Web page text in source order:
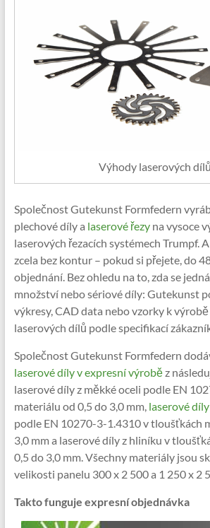
Výhody laserových dílů
Společnost Gutekunst Formfedern
plechové díly a laserové řezyna vysoce
laserových řezacích systémech Trumpf.
zcela bez kontur – pokud si přejete, do
objednání. Bez ohledu na to, zda se
množství nebo sériové díly: Gutekunst
výkresy, CAD data nebo vzorky k
laserových dílů podle specifikací
Společnost Gutekunst Formfedern
laserové díly v expresní výroběz
laserové díly z měkké oceli podle EN
materiálu od 0,5 do 3,0 mm, laserové
podle EN 10270-3-1.4310 v tloušťkách
3,0 mm a laserové díly z hliníku v
0,5 do 3,0 mm. Všechny materiály jsou
velikosti panelu 300 x 2 500 a 1 250 x 2
Takto funguje expresní objednávka